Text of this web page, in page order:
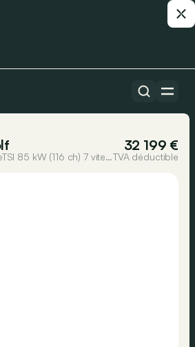
32 199 €
Golf Life Business 1.5 eTSI 85 kW (116 ch) 7 vitesses DSGTVA déductible